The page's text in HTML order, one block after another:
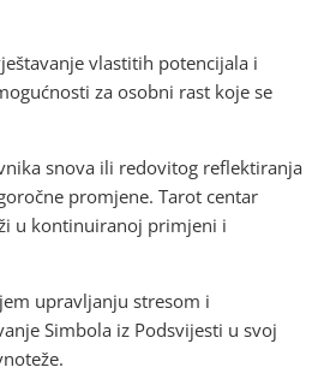
vlastitih potencijala i
za osobni rast koje se
snova ili redovitog reflektiranja
promjene. Tarot centar
u kontinuiranoj primjeni i
upravljanju stresom i
Simbola iz Podsvijesti u svoj